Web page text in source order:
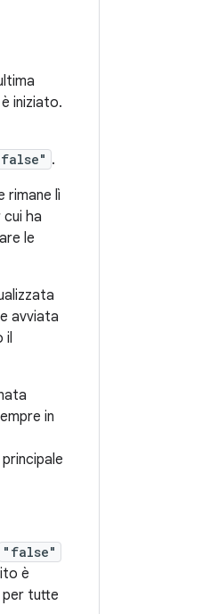
iniziato.
.
rimane lì
ha
le
avviata
il
in
"false"
è
per tutte